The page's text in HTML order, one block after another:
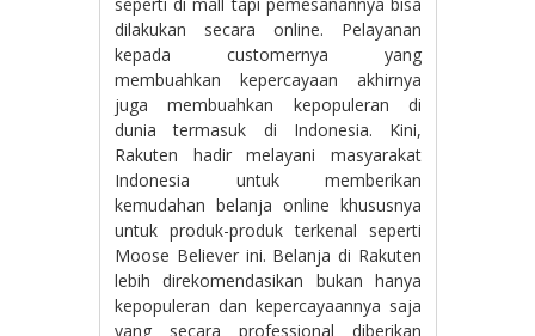
dilakukan secara online. Pelayanan
kepada customernya yang
membuahkan kepercayaan akhirnya
juga membuahkan kepopuleran di
dunia termasuk di Indonesia. Kini,
Rakuten hadir melayani masyarakat
Indonesia untuk memberikan
kemudahan belanja online khususnya
untuk produk-produk terkenal seperti
Moose Believer ini. Belanja di Rakuten
lebih direkomendasikan bukan hanya
kepopuleran dan kepercayaannya saja
yang secara professional diberikan